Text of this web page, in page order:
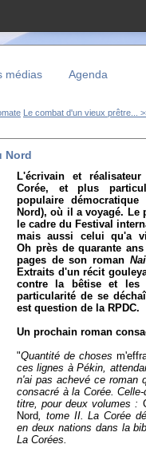
médias Agenda
Le combat d'un vieux prêtre...
Nord
L'écrivain et réalisateur
Corée, et plus
populaire
Nord), où il a voyagé.
le cadre du Festival
mais aussi celui qu'a
Oh près de quarante
pages de son roman
Extraits d'un récit
contre la bêtise et
particularité de se
est question de la RPDC.
Un prochain roman
"Quantité de choses
ces lignes à Pékin,
n'ai pas achevé ce roman
consacré à la Corée.
titre, pour deux volumes :
Nord, tome II. La Corée
en deux nations dans la
La Corées.